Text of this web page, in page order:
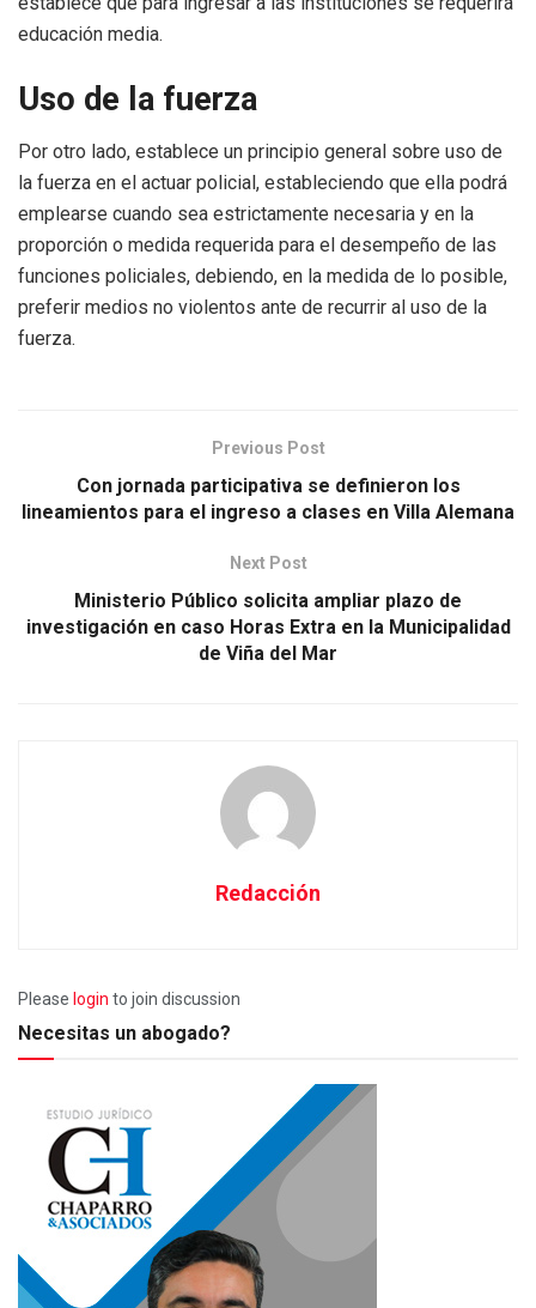
educación media.
Uso de la fuerza
Por otro lado, establece un principio general sobre uso de
la fuerza en el actuar policial, estableciendo que ella podrá
emplearse cuando sea estrictamente necesaria y en la
proporción o medida requerida para el desempeño de las
funciones policiales, debiendo, en la medida de lo posible,
preferir medios no violentos ante de recurrir al uso de la
fuerza.
Previous Post
Con jornada participativa se definieron los
lineamientos para el ingreso a clases en Villa Alemana
Next Post
Ministerio Público solicita ampliar plazo de
investigación en caso Horas Extra en la Municipalidad
de Viña del Mar
Redacción
Please login to join discussion
Necesitas un abogado?